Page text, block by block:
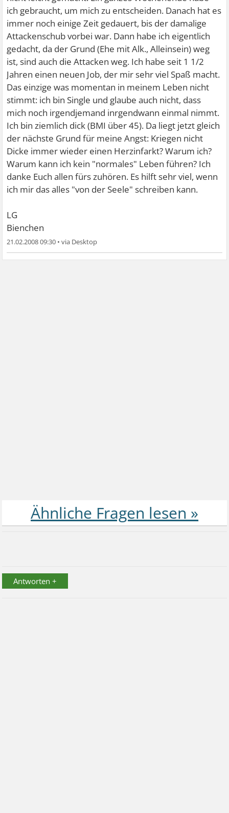
ich gebraucht, um mich zu entscheiden. Danach hat es
immer noch einige Zeit gedauert, bis der damalige
Attackenschub vorbei war. Dann habe ich eigentlich
gedacht, da der Grund (Ehe mit Alk., Alleinsein) weg
ist, sind auch die Attacken weg. Ich habe seit 1 1/2
Jahren einen neuen Job, der mir sehr viel Spaß macht.
Das einzige was momentan in meinem Leben nicht
stimmt: ich bin Single und glaube auch nicht, dass
mich noch irgendjemand inrgendwann einmal nimmt.
Ich bin ziemlich dick (BMI über 45). Da liegt jetzt gleich
der nächste Grund für meine Angst: Kriegen nicht
Dicke immer wieder einen Herzinfarkt? Warum ich?
Warum kann ich kein "normales" Leben führen? Ich
danke Euch allen fürs zuhören. Es hilft sehr viel, wenn
ich mir das alles "von der Seele" schreiben kann.
LG
Bienchen
21.02.2008 09:30 •
Antworten +